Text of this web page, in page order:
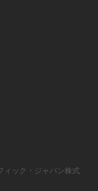
ィック・ジャパン株式